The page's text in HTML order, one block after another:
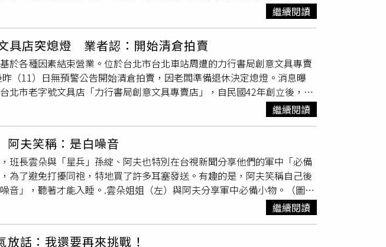
結婚4年，育有一名3歲兒子，丈夫從軍8年期間受訓數次，「就在這一
的背叛、外遇！」人妻說到，孩子從小身體狀況不好，只要感冒
好幾天，一直以來都是她獨自帶著孩子跑醫院，某次兒子腸病毒，她整整
個晚上，「為了跟小三在租屋處恩愛，（卻能）特地請假從屏東跑回台
假而沒了工作，如今卻說我無心工作」。人妻透露，她明白軍中生活乏
望對方有時間和空間能放鬆，而她還會幫丈夫及友人準備烤肉食材，分裝
當丈夫結訓喊累、躲在房間休息時，她擔心會吵到丈夫，只能讓孩子待在
始，會找各種理由外出，例如聲稱說要運動，卻半夜才回家，或是撒謊說
或與小三出門旅遊；而孩子也因為自己的爸爸外遇一事而開始食慾不振、
「我的爸爸都不理我」等話。人妻也感嘆，「我心疼他（兒子）的懂事成
庭，原本愛家、愛小孩、愛老婆，如今卻是傷害我們最深最深的人」、
三膩在一起出遊的時候，為什麼不回去看你爸媽當孝子？」最後，人妻提
送小孩，「一個受訓認識半年的女人，就能讓你不要老婆、不要小孩，連
是無情，我不是報復，為了孩子我低頭我忍受，我整整原諒了4次」、
媽媽才有快樂的小孩」。貼文曝光後，不少網友紛紛在底下留言，「人渣
、「人變了心，10頭牛都拉不回來」、「2個都是軍人，直接鬧到軍中，
眷，平常都要顧3個孩子，真的真的很辛苦」、「你該等所有一切財產都
繼續閱讀
具店突熄燈 業者認：開始清倉拍賣
於各種因素結束營業。位於台北市台北車站周遭的力行書局創意文具專賣
（11）日無預警公告開始清倉拍賣，因老闆準備退休決定熄燈。消息曝
北市老字號文具店「力行書局創意文具專賣店」，自民國42年創立後，在
路購物，仍有不少學生或上班族臨時需要購買文具用品，還是會前往力行
然公告，「我們要開始清倉拍賣囉」。力行書局創意文具專賣店無預警宣
午9時、假日上午10時開始營業，每日營業至晚間7時左右閉店，在結束營
創意文具專賣店位於台北市中正區重慶南路一段43號地下一樓，前身為
自傳》和《注音國語新辭典》等文學與中醫書籍；直到30年前成功轉型，開
為主，服務族群為需要使用文具用品的學生及上班族。
繼續閱讀
夫笑稱：是白噪音
班長雲朵與「星兵」孫綻、阿夫也特別在台視新聞分享他們的軍中「必備
為了避免打擾同袍，特地買了許多耳塞發送。有趣的是，阿夫笑稱自己後
音」，聽著才能入睡。.雲朵姐姐（左）與阿夫分享軍中必備小物。（圖／
安定心情的物品。身為基督徒的孫綻會隨身攜帶十字架，但因軍中規定無
記本，當作能與自己「對話的小空間」，藉此安定情緒。雲朵則建議，筆
繼續閱讀
話：我還要再來挑戰！